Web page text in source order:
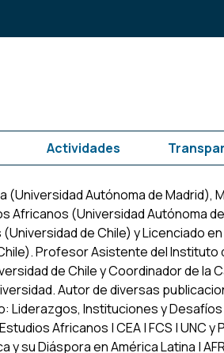
Actividades
(Universidad Autónoma de Madrid),
Africanos (Universidad Autónoma
de Chile) y Licenciado
Profesor Asistente del Instituto
de Chile y Coordinador de la
Autor de diversas
Liderazgos, Instituciones y
Africanos | CEA | FCS | UNC y
su Diáspora en América Latina |